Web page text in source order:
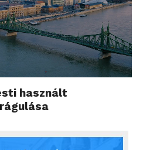
használt